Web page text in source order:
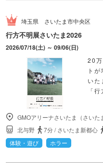
埼玉県 さいたま市中央区
行方不明展さいたま2026
2026/07/18(土) ～ 09/06(日)
20
ト
い
「
GMOアリーナさいたま（さいた
北与野
7分/さいたま新都心
体験・遊び
ホラー